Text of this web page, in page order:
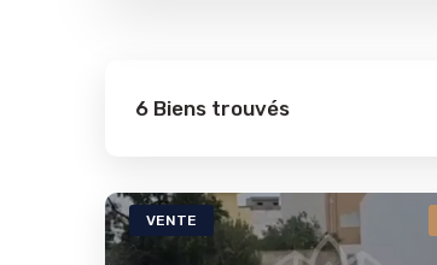
6 Biens trouvés
VENTE